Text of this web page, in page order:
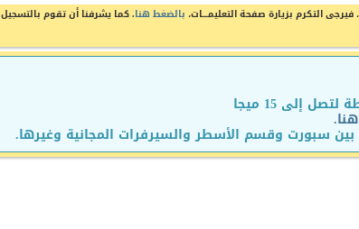
التكرم بزيارة صفحة التعليمـــات، بالضغط هنا. كما يشرفنا أن تقوم بالتسجيل
إلى 15 ميجا
سبورت وقسم الأسطر والسيرفرات المجانية وغيرها.